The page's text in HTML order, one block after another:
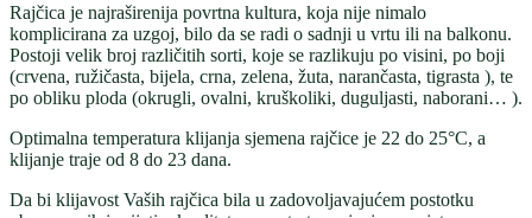
Rajčica je najraširenija povrtna kultura, koja nije nimalo
komplicirana za uzgoj, bilo da se radi o sadnji u vrtu ili na balkonu.
Postoji velik broj različitih sorti, koje se razlikuju po visini, po boji
(crvena, ružičasta, bijela, crna, zelena, žuta, narančasta, tigrasta ), te
po obliku ploda (okrugli, ovalni, kruškoliki, duguljasti, naborani… ).
Optimalna temperatura klijanja sjemena rajčice je 22 do 25°C, a
klijanje traje od 8 do 23 dana.
Da bi klijavost Vaših rajčica bila u zadovoljavajućem postotku